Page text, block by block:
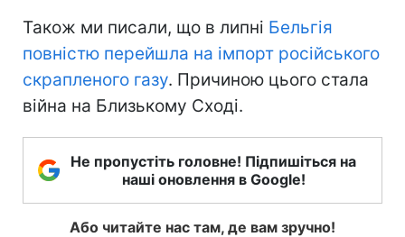
Також ми писали, що в липні Бельгія
повністю перейшла на імпорт російського
скрапленого газу. Причиною цього стала
війна на Близькому Сході.
Не пропустіть головне! Підпишіться на
наші оновлення в Google!
Або читайте нас там, де вам зручно!